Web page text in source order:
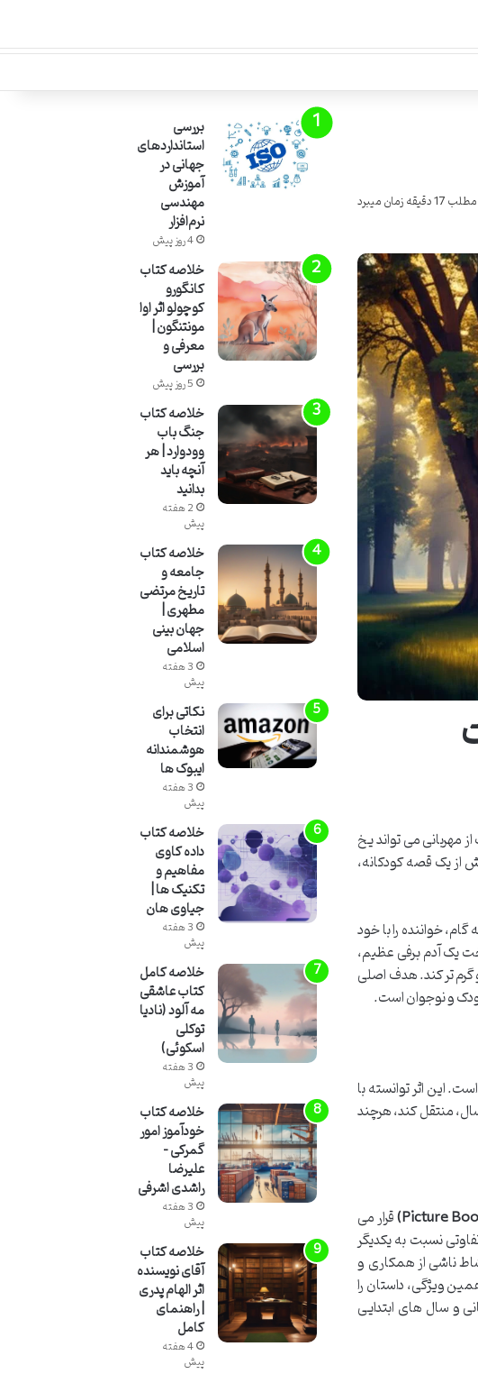
زمان میبرد
می تواند یخ
از یک قصه کودکانه،
خواننده را با خود
یک آدم برفی عظیم،
گرم تر کند. هدف اصلی
و نوجوان است.
این اثر توانسته با
و دلنشین، مفاهیم پیچیده جامعه شناسی و روان شناسی را به گروه سنی هدف خود، یعنی کودکان ۴ تا ۸ سال، منتقل کند، هرچند
قرار می
نسبت به یکدیگر
ناشی از همکاری و
ویژگی، داستان را
و سال های ابتدایی
بررسی
استانداردهای
جهانی در
آموزش
مهندسی
نرم‌افزار
4 روز پیش
خلاصه کتاب
کانگورو
کوچولو اثر اوا
مونتنگون |
معرفی و
بررسی
5 روز پیش
خلاصه کتاب
جنگ باب
وودوارد | هر
آنچه باید
بدانید
2 هفته
پیش
خلاصه کتاب
جامعه و
تاریخ مرتضی
مطهری |
جهان بینی
اسلامی
3 هفته
پیش
نکاتی برای
انتخاب
هوشمندانه
ایبوک ها
3 هفته
پیش
خلاصه کتاب
داده کاوی
مفاهیم و
تکنیک ها |
جیاوی هان
3 هفته
پیش
خلاصه کامل
کتاب عاشقی
مه آلود (نادیا
توکلی
اسکوئی)
3 هفته
پیش
خلاصه کتاب
خودآموز امور
گمرکی –
علیرضا
راشدی اشرفی
3 هفته
پیش
خلاصه کتاب
آقای نویسنده
اثر الهام پدری
| راهنمای
کامل
4 هفته
پیش